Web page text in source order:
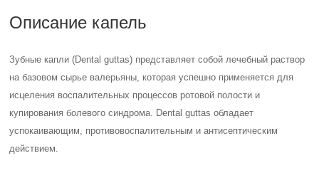
Описание капель
Зубные капли (Dental guttas) представляет собой лечебный раствор
на базовом сырье валерьяны, которая успешно применяется для
исцеления воспалительных процессов ротовой полости и
купирования болевого синдрома. Dental guttas обладает
успокаивающим, противовоспалительным и антисептическим
действием.